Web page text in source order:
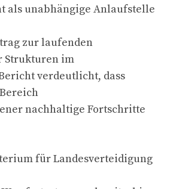
als unabhängige Anlaufstelle
zur laufenden
Strukturen im
verdeutlicht, dass
nachhaltige Fortschritte
für Landesverteidigung